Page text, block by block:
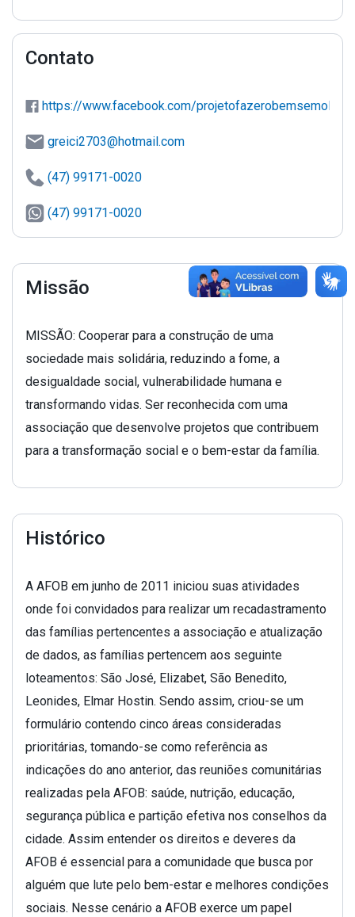
Contato
https://www.facebook.com/
greici2703@hotmail.com
(47) 99171-0020
(47) 99171-0020
Missão
MISSÃO: Cooperar para a construção de uma
sociedade mais solidária, reduzindo a fome, a
desigualdade social, vulnerabilidade humana e
transformando vidas. Ser reconhecida com uma
associação que desenvolve projetos que contribuem
para a transformação social e o bem-estar da família.
Histórico
A AFOB em junho de 2011 iniciou suas atividades
onde foi convidados para realizar um recadastramento
das famílias pertencentes a associação e atualização
de dados, as famílias pertencem aos seguinte
loteamentos: São José, Elizabet, São Benedito,
Leonides, Elmar Hostin. Sendo assim, criou-se um
formulário contendo cinco áreas consideradas
prioritárias, tomando-se como referência as
indicações do ano anterior, das reuniões comunitárias
realizadas pela AFOB: saúde, nutrição, educação,
segurança pública e partição efetiva nos conselhos da
cidade. Assim entender os direitos e deveres da
AFOB é essencial para a comunidade que busca por
alguém que lute pelo bem-estar e melhores condições
sociais. Nesse cenário a AFOB exerce um papel